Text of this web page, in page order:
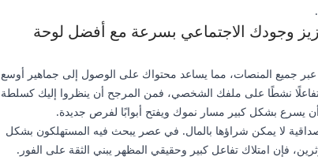
وجودك الاجتماعي بسرعة مع أفضل لوحة
عبر جميع المنصات، مما يساعد محتواك على الوصول إلى جماهير أوسع
نشطًا على ملفك الشخصي، فمن المرجح أن ينظروا إليك كسلطة
يسرع بشكل كبير مسار نموك ويفتح أبوابًا لفرص جديدة.
لا يمكن شراؤها بالمال. في عصر يبحث فيه المستهلكون بشكل
فإن امتلاك تفاعل كبير وحقيقي المظهر يبني الثقة على الفور.